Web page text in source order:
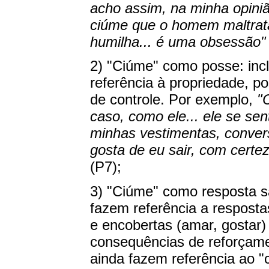
acho assim, na minha
ciúme que o homem
humilha... é uma
2) "Ciúme" como posse:
referência à propriedade,
de controle. Por exemplo,
caso, como ele... ele se
minhas vestimentas,
gosta de eu sair, com
(P7);
3) "Ciúme" como resposta
fazem referência a
e encobertas (amar,
consequências de
ainda fazem referência ao